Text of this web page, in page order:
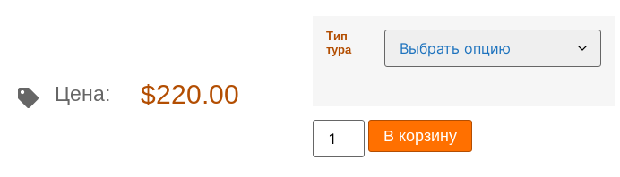
Цена: $220.00
Тип
тура
В корзину